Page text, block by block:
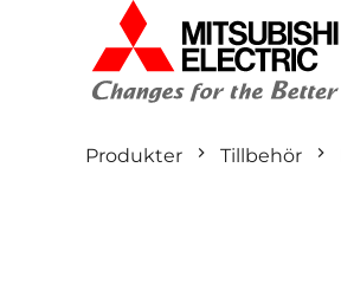
Produkter Tillbehör